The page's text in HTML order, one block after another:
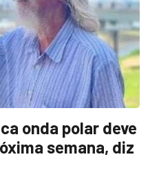
onda polar deve
semana, diz